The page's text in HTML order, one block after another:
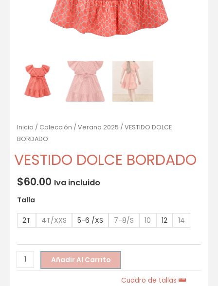
Inicio / Colección / Verano 2025 / VESTIDO DOLCE
BORDADO
VESTIDO DOLCE BORDADO
$60.00 Iva incluido
Talla
2T 4T/XXS 5-6 /XS 7-8/S 10 12 14
Añadir Al Carrito
Cuadro de tallas